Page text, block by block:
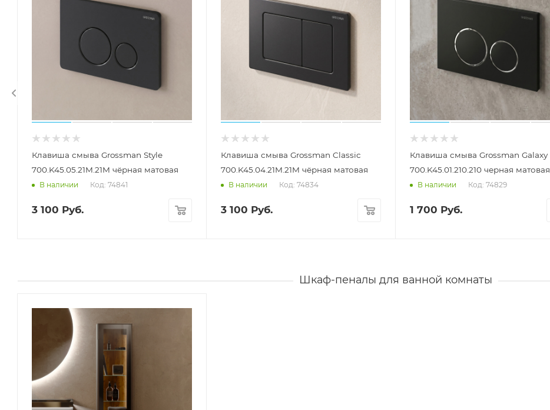
Клавиша смыва Grossman Style
700.K45.05.21M.21M чёрная матовая
В наличии Код: 74841
3 100 Руб.
Клавиша смыва Grossman Classic
700.K45.04.21M.21M чёрная матовая
В наличии Код: 74834
3 100 Руб.
Клавиша смыва Grossman Galaxy
700.K45.01.210.210 черная матовая
В наличии Код: 74829
1 700 Руб.
Шкаф-пеналы для ванной комнаты